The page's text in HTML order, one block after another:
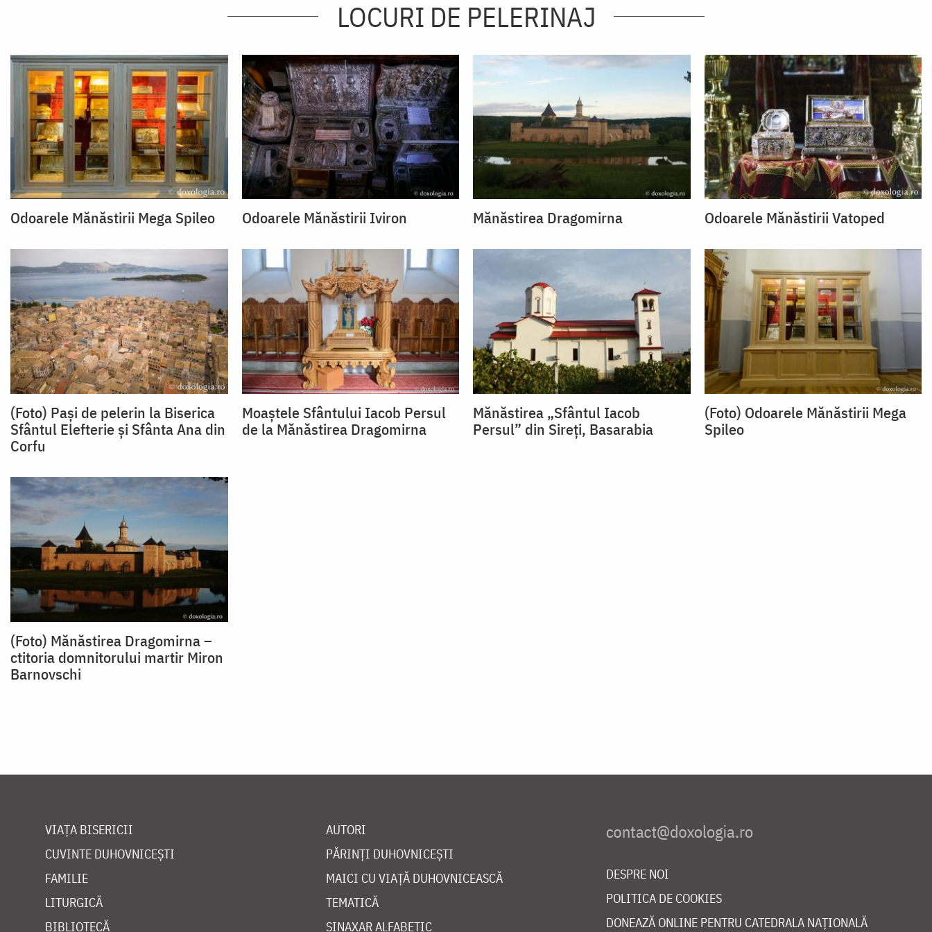
LOCURI DE PELERINAJ
Odoarele Mănăstirii Mega Spileo Odoarele Mănăstirii Iviron Mănăstirea Dragomirna Odoarele Mănăstirii Vatoped
(Foto) Pași de pelerin la Biserica
Sfântul Elefterie și Sfânta Ana din
Corfu
Moaștele Sfântului Iacob Persul
de la Mănăstirea Dragomirna
Mănăstirea „Sfântul Iacob
Persul” din Sireți, Basarabia
(Foto) Odoarele Mănăstirii Mega
Spileo
(Foto) Mănăstirea Dragomirna –
ctitoria domnitorului martir Miron
Barnovschi
VIAȚA BISERICII
CUVINTE DUHOVNICEȘTI
FAMILIE
LITURGICĂ
BIBLIOTECĂ
AUTORI
PĂRINȚI DUHOVNICEȘTI
MAICI CU VIAȚĂ DUHOVNICEASCĂ
TEMATICĂ
SINAXAR ALFABETIC
DESPRE NOI
POLITICA DE COOKIES
DONEAZĂ ONLINE PENTRU CATEDRALA NAȚIONALĂ